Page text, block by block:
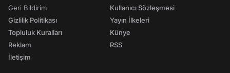
Geri Bildirim
Gizlilik Politikası
Topluluk Kuralları
Reklam
İletişim
Kullanıcı Sözleşmesi
Yayın İlkeleri
Künye
RSS